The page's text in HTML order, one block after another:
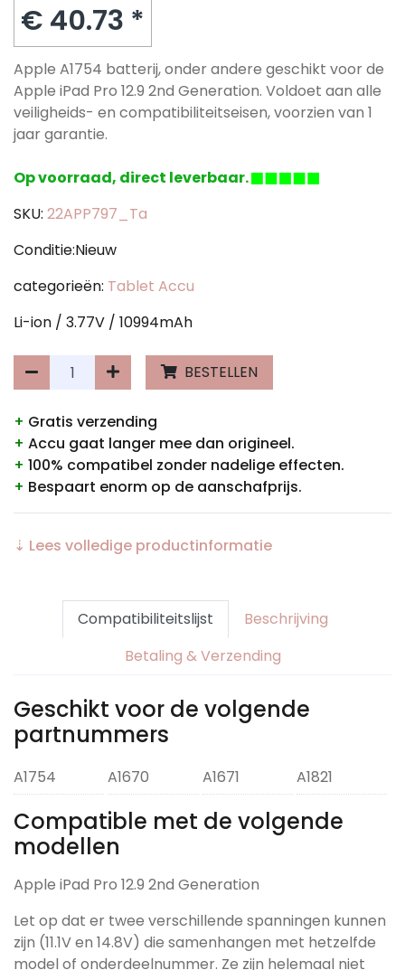
€ 40.73 *
Apple A1754 batterij, onder andere geschikt voor de
Apple iPad Pro 12.9 2nd Generation. Voldoet aan alle
veiligheids- en compatibiliteitseisen, voorzien van 1
jaar garantie.
Op voorraad, direct leverbaar.
SKU: 22APP797_Ta
Conditie:Nieuw
categorieën: Tablet Accu
Li-ion / 3.77V / 10994mAh
BESTELLEN
+ Gratis verzending
+ Accu gaat langer mee dan origineel.
+ 100% compatibel zonder nadelige effecten.
+ Bespaart enorm op de aanschafprijs.
⇣ Lees volledige productinformatie
Compatibiliteitslijst
Beschrijving
Betaling & Verzending
Geschikt voor de volgende
partnummers
A1754 A1670 A1671 A1821
Compatible met de volgende
modellen
Apple iPad Pro 12.9 2nd Generation
Let op dat er twee verschillende spanningen kunnen
zijn (11.1V en 14.8V) die samenhangen met hetzelfde
model of onderdeelnummer. Ze zijn helemaal niet